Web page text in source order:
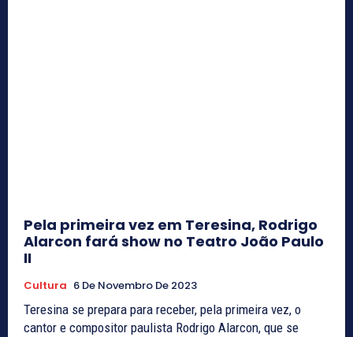
Pela primeira vez em Teresina, Rodrigo
Alarcon fará show no Teatro João Paulo
II
Cultura 6 De Novembro De 2023
Teresina se prepara para receber, pela primeira vez, o
cantor e compositor paulista Rodrigo Alarcon, que se